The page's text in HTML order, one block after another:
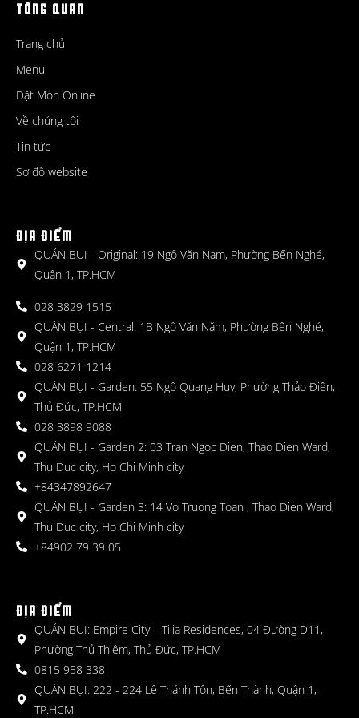
TỔNG QUAN
Trang chủ
Menu
Đặt Món Online
Về chúng tôi
Tin tức
Sơ đồ website
ĐỊA ĐIỂM
QUÁN BỤI - Original: 19 Ngô Văn Nam, Phường Bến Nghé,
Quận 1, TP.HCM
028 3829 1515
QUÁN BỤI - Central: 1B Ngô Văn Năm, Phường Bến Nghé,
Quận 1, TP.HCM
028 6271 1214
QUÁN BỤI - Garden: 55 Ngô Quang Huy, Phường Thảo Điền,
Thủ Đức, TP.HCM
028 3898 9088
QUÁN BỤI - Garden 2: 03 Tran Ngoc Dien, Thao Dien Ward,
Thu Duc city, Ho Chi Minh city
+84347892647
QUÁN BỤI - Garden 3: 14 Vo Truong Toan , Thao Dien Ward,
Thu Duc city, Ho Chi Minh city
+84902 79 39 05
ĐỊA ĐIỂM
QUÁN BỤI: Empire City – Tilia Residences, 04 Đường D11,
Phường Thủ Thiêm, Thủ Đức, TP.HCM
0815 958 338
QUÁN BỤI: 222 - 224 Lê Thánh Tôn, Bến Thành, Quận 1,
TP.HCM